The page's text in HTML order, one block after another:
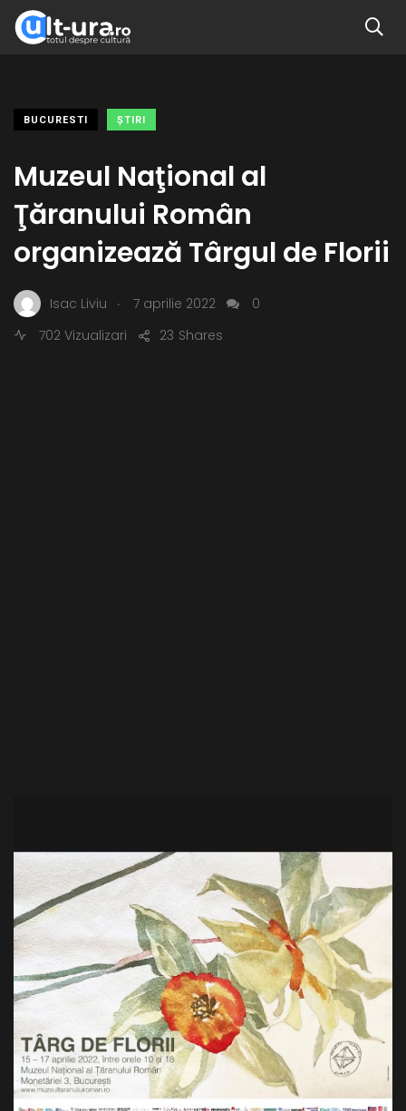
BUCURESTI ŞTIRI
Muzeul Naţional al
Ţăranului Român
organizează Târgul de Florii
Isac Liviu . 7 aprilie 2022
0
702 Vizualizari
Shares
23